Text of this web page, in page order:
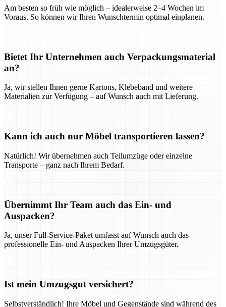
Am besten so früh wie möglich – idealerweise 2–4 Wochen im
Voraus. So können wir Ihren Wunschtermin optimal einplanen.
Bietet Ihr Unternehmen auch Verpackungsmaterial
an?
Ja, wir stellen Ihnen gerne Kartons, Klebeband und weitere
Materialien zur Verfügung – auf Wunsch auch mit Lieferung.
Kann ich auch nur Möbel transportieren lassen?
Natürlich! Wir übernehmen auch Teilumzüge oder einzelne
Transporte – ganz nach Ihrem Bedarf.
Übernimmt Ihr Team auch das Ein- und
Auspacken?
Ja, unser Full-Service-Paket umfasst auf Wunsch auch das
professionelle Ein- und Auspacken Ihrer Umzugsgüter.
Ist mein Umzugsgut versichert?
Selbstverständlich! Ihre Möbel und Gegenstände sind während des